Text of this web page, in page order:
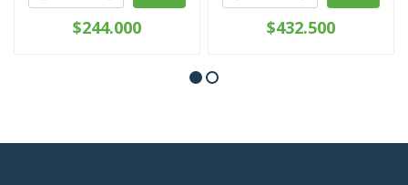
$244.000 $432.500